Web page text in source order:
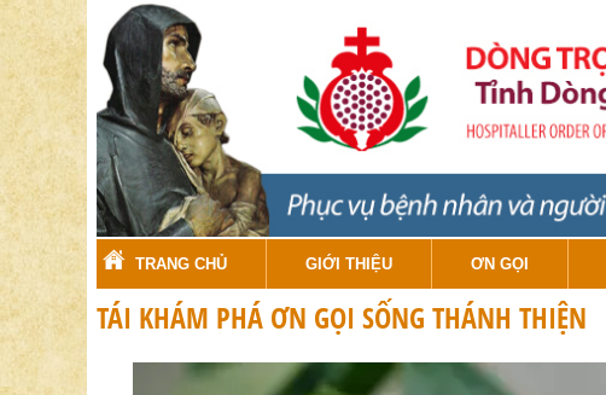
TRANG CHỦ GIỚI THIỆU ƠN GỌI
TÁI KHÁM PHÁ ƠN GỌI SỐNG THÁNH THIỆN